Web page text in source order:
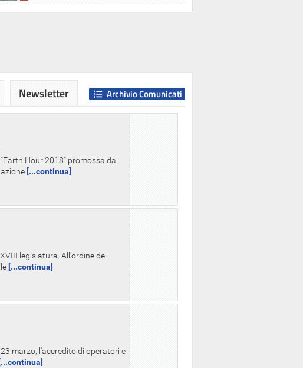
Hour 2018" promossa dal
[...continua]
legislatura. All'ordine del
[...continua]
marzo, l'accredito di operatori e
[...continua]
Archivio Comunicati
Newsletter